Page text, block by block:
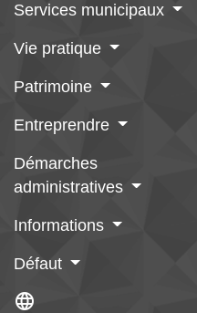
Services municipaux
Vie pratique
Patrimoine
Entreprendre
Démarches
administratives
Informations
Défaut
language